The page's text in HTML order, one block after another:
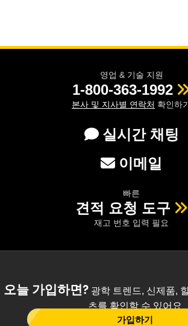
영업 & 기술 지원
1-800-363-1992
본사 및 지사별 연락처 확인하
실시간 채팅
이메일
빠른
견적 요청 도구
재고 번호 입력 필요
오늘 가입하면?광학 트렌드, 신제품,
츠를 확인할 수 있어요
가입하기